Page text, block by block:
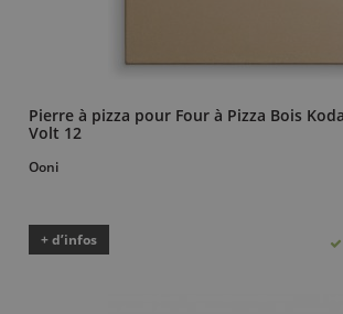
Pierre à pizza pour Four à Pizza Bois
Volt 12
Ooni
+ d’infos